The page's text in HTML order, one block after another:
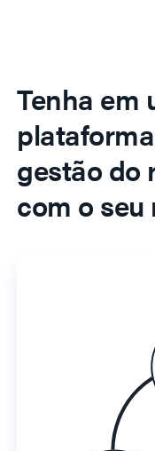
Tenha em
gestão do
com o seu